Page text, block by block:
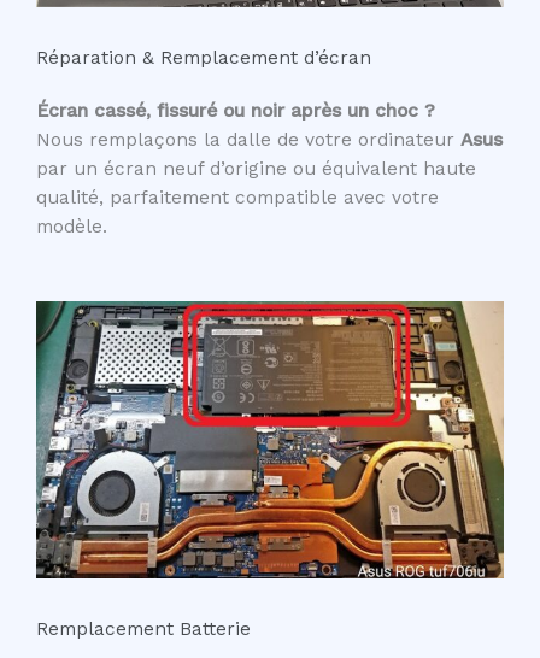
Réparation & Remplacement d’écran
Écran cassé, fissuré ou noir après un choc ?
Nous remplaçons la dalle de votre ordinateur Asus
par un écran neuf d’origine ou équivalent haute
qualité, parfaitement compatible avec votre
modèle.
Remplacement Batterie